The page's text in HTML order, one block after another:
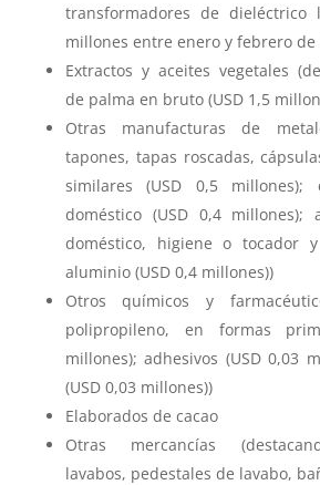
transformadores de dieléctrico
millones entre enero y febrero de
Extractos y aceites vegetales
de palma en bruto (USD 1,5
Otras manufacturas de
tapones, tapas roscadas,
similares (USD 0,5 millones);
doméstico (USD 0,4 millones);
doméstico, higiene o tocador
aluminio (USD 0,4 millones))
Otros químicos y
polipropileno, en formas
millones); adhesivos (USD 0,03
(USD 0,03 millones))
Elaborados de cacao
Otras mercancías
lavabos, pedestales de lavabo,